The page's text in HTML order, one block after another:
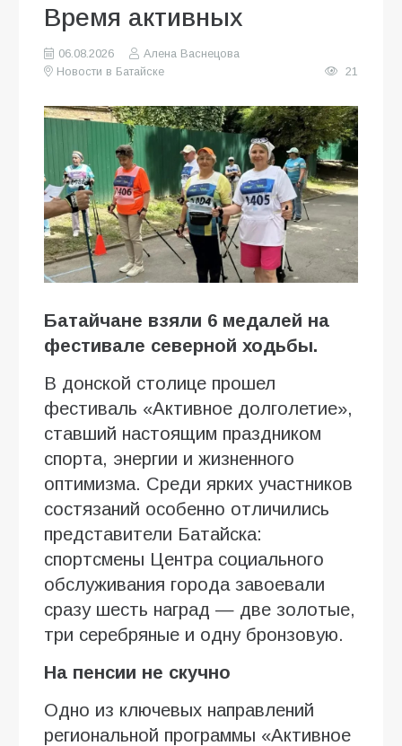
Время активных
06.08.2026
Алена Васнецова
Новости в Батайске
21
Батайчане взяли 6 медалей на
фестивале северной ходьбы.
В донской столице прошел
фестиваль «Активное долголетие»,
ставший настоящим праздником
спорта, энергии и жизненного
оптимизма. Среди ярких участников
состязаний особенно отличились
представители Батайска:
спортсмены Центра социального
обслуживания города завоевали
сразу шесть наград — две золотые,
три серебряные и одну бронзовую.
На пенсии не скучно
Одно из ключевых направлений
региональной программы «Активное